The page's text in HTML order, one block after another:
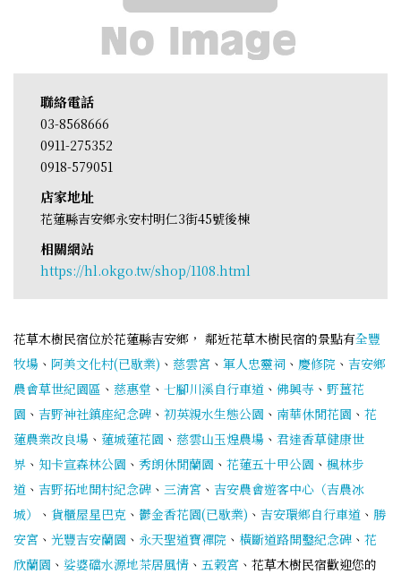
聯絡電話
03-8568666
0911-275352
0918-579051
店家地址
花蓮縣吉安鄉永安村明仁3街45號後棟
相關網站
https://hl.okgo.tw/shop/1108.html
花草木樹民宿位於花蓮縣吉安鄉， 鄰近花草木樹民宿的景點有全豐
牧場 、 阿美文化村(已歇業) 、 慈雲宮 、 軍人忠靈祠 、 慶修院 、 吉安鄉
農會草世紀園區 、 慈惠堂 、 七腳川溪自行車道 、 佛興寺 、 野薑花
園 、 吉野神社鎮座紀念碑 、 初英親水生態公園 、 南華休閒花園 、 花
蓮農業改良場 、 蓮城蓮花園 、 慈雲山玉煌農場 、 君達香草健康世
界 、 知卡宣森林公園 、 秀朗休閒蘭園 、 花蓮五十甲公園 、 楓林步
道 、 吉野拓地開村紀念碑 、 三清宮 、 吉安農會遊客中心（吉農冰
城）
、 貨櫃屋星巴克 、 鬱金香花園(已歇業) 、 吉安環鄉自行車道 、 勝
安宮 、 光豐吉安蘭園 、 永天聖道寶禪院 、 橫斷道路開鑿紀念碑 、 花
欣蘭園 、 娑婆礑水源地茶居風情 、 五榖宮 、花草木樹民宿歡迎您的